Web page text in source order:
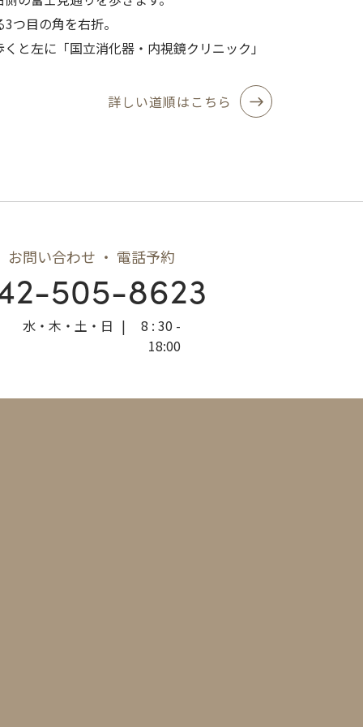
つ目の角を右折。
と左に「国立消化器・内視鏡クリニック」
詳しい道順はこちら
お問い合わせ ・ 電話予約
505-8623
水・木・土・日 |
8 : 30 -
18:00